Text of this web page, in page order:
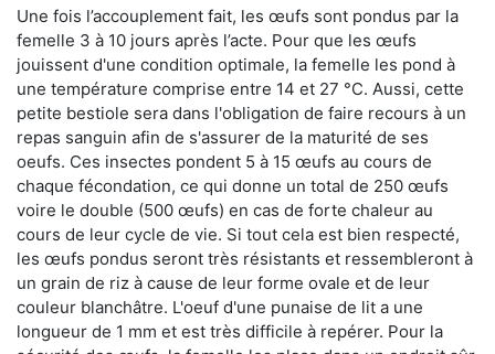
Une fois l’accouplement fait, les œufs sont pondus par la
femelle 3 à 10 jours après l’acte. Pour que les œufs
jouissent d'une condition optimale, la femelle les pond à
une température comprise entre 14 et 27 °C. Aussi, cette
petite bestiole sera dans l'obligation de faire recours à un
repas sanguin afin de s'assurer de la maturité de ses
oeufs. Ces insectes pondent 5 à 15 œufs au cours de
chaque fécondation, ce qui donne un total de 250 œufs
voire le double (500 œufs) en cas de forte chaleur au
cours de leur cycle de vie. Si tout cela est bien respecté,
les œufs pondus seront très résistants et ressembleront à
un grain de riz à cause de leur forme ovale et de leur
couleur blanchâtre. L'oeuf d'une punaise de lit a une
longueur de 1 mm et est très difficile à repérer. Pour la